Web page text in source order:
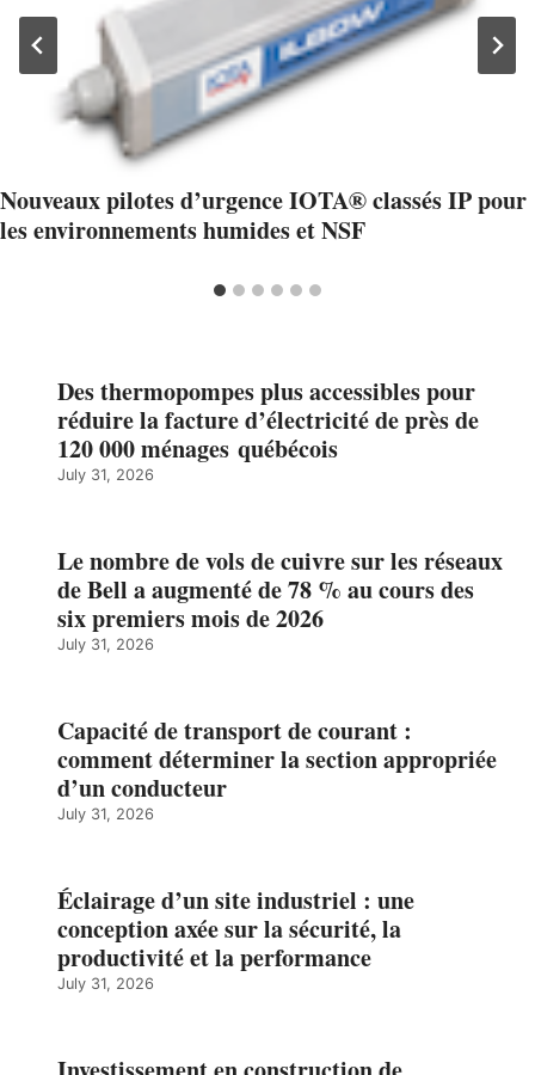
Nouveaux pilotes d’urgence IOTA® classés IP pour
les environnements humides et NSF
Des thermopompes plus accessibles pour
réduire la facture d’électricité de près de
120 000 ménages québécois
July 31, 2026
Le nombre de vols de cuivre sur les réseaux
de Bell a augmenté de 78 % au cours des
six premiers mois de 2026
July 31, 2026
Capacité de transport de courant :
comment déterminer la section appropriée
d’un conducteur
July 31, 2026
Éclairage d’un site industriel : une
conception axée sur la sécurité, la
productivité et la performance
July 31, 2026